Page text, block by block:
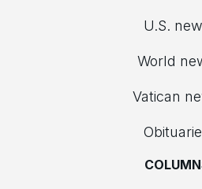
U.S.
World
Vatican